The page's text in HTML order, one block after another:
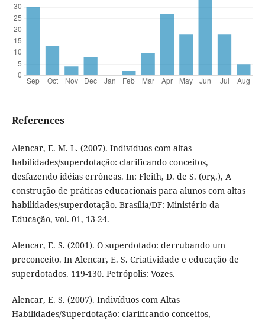
References
Alencar, E. M. L. (2007). Indivíduos com altas
habilidades/superdotação: clarificando conceitos,
desfazendo idéias errôneas. In: Fleith, D. de S. (org.), A
construção de práticas educacionais para alunos com altas
habilidades/superdotação. Brasília/DF: Ministério da
Educação, vol. 01, 13-24.
Alencar, E. S. (2001). O superdotado: derrubando um
preconceito. In Alencar, E. S. Criatividade e educação de
superdotados. 119-130. Petrópolis: Vozes.
Alencar, E. S. (2007). Indivíduos com Altas
Habilidades/Superdotação: clarificando conceitos,